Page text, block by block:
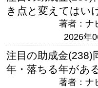
き点と変えてはい
著者：ナ
2026年
注目の助成金(238)
年・落ちる年があ
著者：ナ